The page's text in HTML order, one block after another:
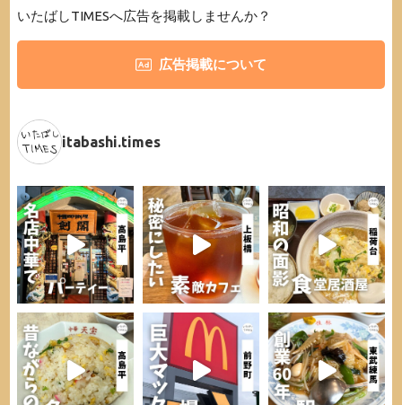
いたばしTIMESへ広告を掲載しませんか？
広告掲載について
itabashi.times